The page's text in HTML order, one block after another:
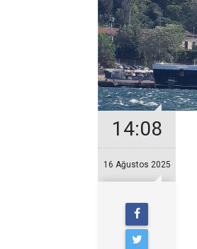
14:08
16 Ağustos 2025